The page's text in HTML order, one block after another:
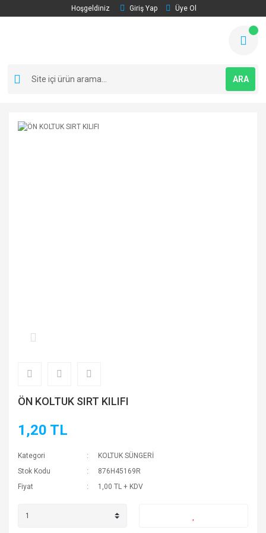
Hoşgeldiniz Giriş Yap Üye Ol
ARA
ÖN KOLTUK SIRT KILIFI
1,20 TL
Kategori
KOLTUK SÜNGERİ
Stok Kodu
876H45169R
Fiyat
1,00 TL + KDV